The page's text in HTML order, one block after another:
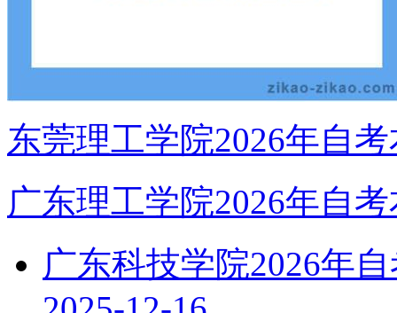
东莞理工学院2026年自
广东理工学院2026年自
广东科技学院2026年